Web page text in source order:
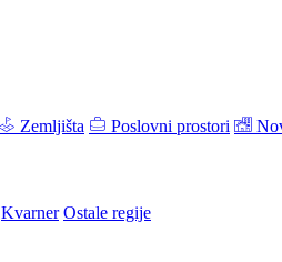
Zemljišta Poslovni prostori
Kvarner Ostale regije